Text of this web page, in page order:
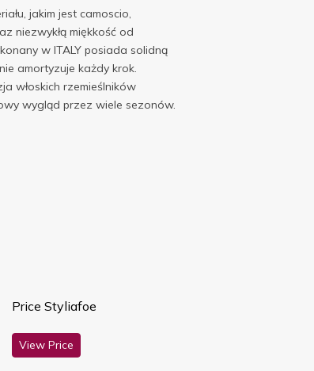
jakim jest camoscio,
niezwykłą miękkość od
w ITALY posiada solidną
amortyzuje każdy krok.
włoskich rzemieślników
wygląd przez wiele sezonów.
Price Styliafoe
View Price